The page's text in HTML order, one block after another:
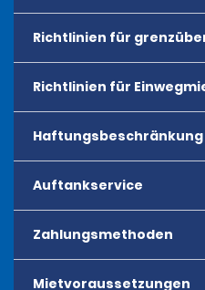
Richtlinien für
Richtlinien für
Auftankservice
Zahlungsmethoden
Alle Debit- und
Mietvoraussetzungen